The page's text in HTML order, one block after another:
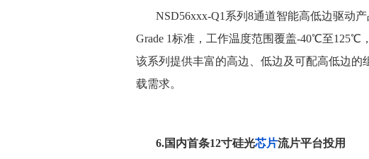
NSD56xxx-Q1系列8通道智能高低边驱动
Grade 1标准，工作温度范围覆盖-40℃至125℃
该系列提供丰富的高边、低边及可配高低边的
载需求。
6.国内首条12寸硅光芯片流片平台投用